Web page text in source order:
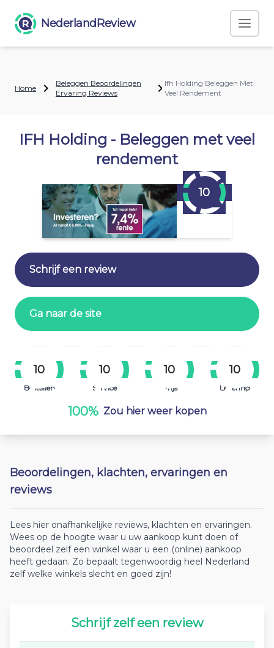
NederlandReview
Home
Beleggen Beoordelingen
Ervaring Reviews
Ifh Holding Beleggen Met
Veel Rendement
IFH Holding - Beleggen met veel
rendement
10
Schrijf een review
Ga naar de site
10
Bestellen
10
Service
10
Prijs
10
Levering
100% Zou hier weer kopen
Beoordelingen, klachten, ervaringen en
reviews
Lees hier onafhankelijke reviews, klachten en ervaringen.
Wees op de hoogte waar u uw aankoop kunt doen of
beoordeel zelf een winkel waar u een (online) aankoop
heeft gedaan. Zo bepaalt tegenwoordig heel Nederland
zelf welke winkels slecht en goed zijn!
Schrijf zelf een review